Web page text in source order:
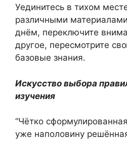
Уединитесь в тихом
различными
днём, переключите
другое, пересмотрите
базовые знания.
Искусство выбора
изучения
“Чётко
уже наполовину